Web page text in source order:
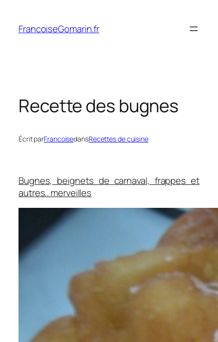
contenu
FrancoiseGomarin.fr
Recette des bugnes
Écrit parFrancoisedansRecettes de cuisine
Bugnes, beignets de carnaval, frappes et
autres.. merveilles